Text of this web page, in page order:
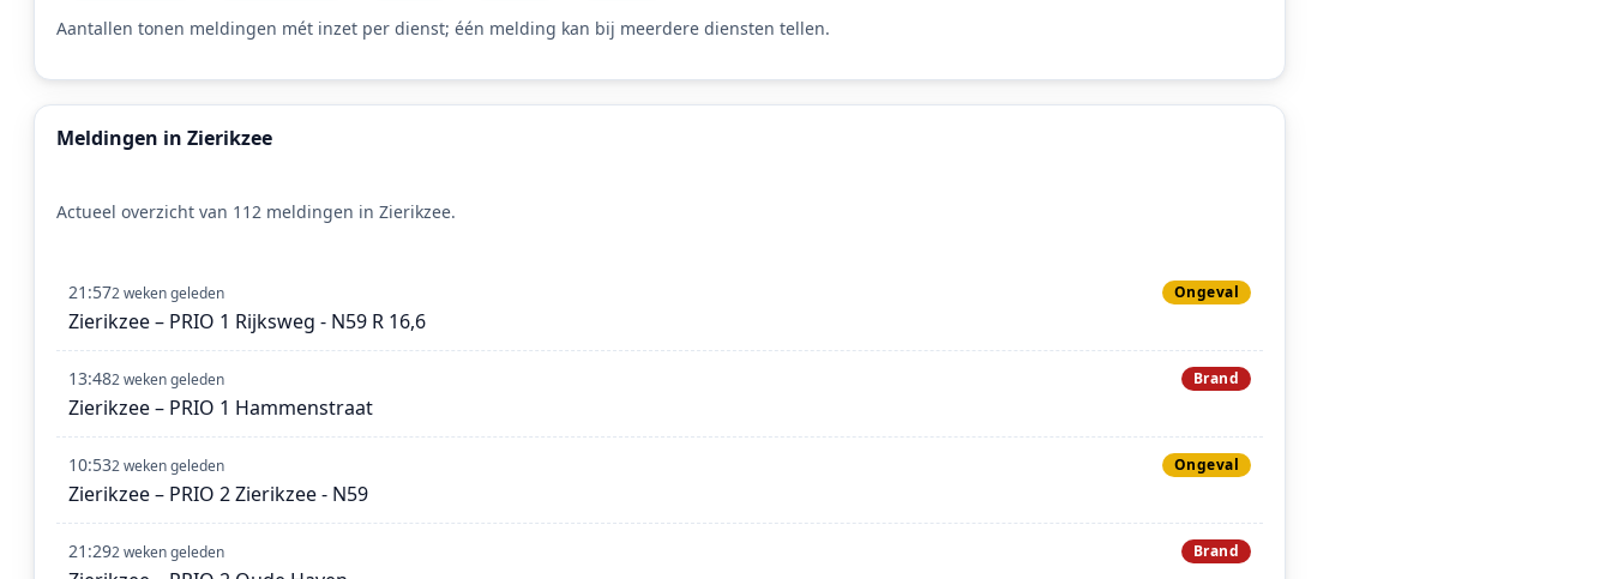
Aantallen tonen meldingen mét inzet per dienst; één melding kan bij meerdere diensten tellen.
Meldingen in Zierikzee
Actueel overzicht van 112 meldingen in Zierikzee.
21:572 weken geleden Ongeval
Zierikzee – PRIO 1 Rijksweg - N59 R 16,6
13:482 weken geleden Brand
Zierikzee – PRIO 1 Hammenstraat
10:532 weken geleden Ongeval
Zierikzee – PRIO 2 Zierikzee - N59
21:292 weken geleden Brand